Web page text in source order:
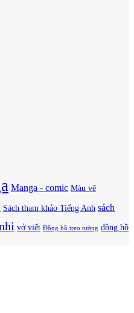
Manga - comic Màu vẽ
Sách tham khảo Tiếng Anh sách
vở viết Đồng hồ treo tường đồng hồ